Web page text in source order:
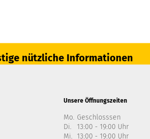
nützliche Informationen
Unsere Öffnungszeiten
Mo. Geschlosssen
Di.
13:00 - 19:00 Uhr
Mi.
13:00 - 19:00 Uhr